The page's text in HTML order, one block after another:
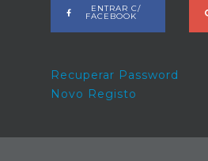
ENTRAR C/
FACEBOOK
Recuperar Password
Novo Registo